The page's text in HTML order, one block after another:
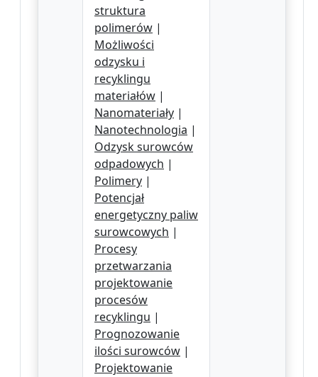
struktura
polimerów |
Możliwości
odzysku i
recyklingu
materiałów |
Nanomateriały |
Nanotechnologia |
Odzysk surowców
odpadowych |
Polimery |
Potencjał
energetyczny paliw
surowcowych |
Procesy
przetwarzania
projektowanie
procesów
recyklingu |
Prognozowanie
ilości surowców |
Projektowanie